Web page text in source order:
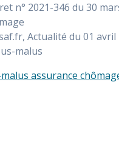
n° 2021-346 du 30
Actualité du 01
malus
assurance